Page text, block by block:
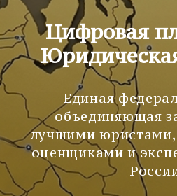
Цифровая
Единая
объединяющая
лучшими юристами,
оценщиками и